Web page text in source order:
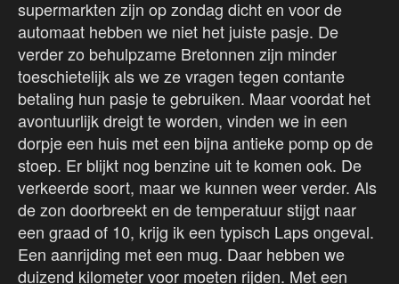
supermarkten zijn op zondag dicht en voor de
automaat hebben we niet het juiste pasje. De
verder zo behulpzame Bretonnen zijn minder
toeschietelijk als we ze vragen tegen contante
betaling hun pasje te gebruiken. Maar voordat het
avontuurlijk dreigt te worden, vinden we in een
dorpje een huis met een bijna antieke pomp op de
stoep. Er blijkt nog benzine uit te komen ook. De
verkeerde soort, maar we kunnen weer verder. Als
de zon doorbreekt en de temperatuur stijgt naar
een graad of 10, krijg ik een typisch Laps ongeval.
Een aanrijding met een mug. Daar hebben we
duizend kilometer voor moeten rijden. Met een